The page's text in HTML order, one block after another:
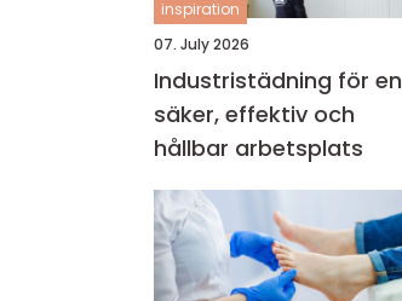
inspiration
07. July 2026
Industristädning för en
säker, effektiv och
hållbar arbetsplats